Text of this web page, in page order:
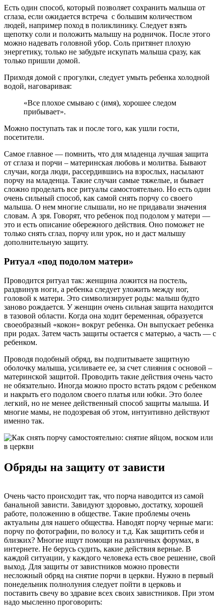
Есть один способ, который позволяет сохранить малыша от
сглаза, если ожидается встреча с большим количеством
людей, например поход в поликлинику. Следует взять
щепотку соли и положить малышу на родничок. После этого
можно надевать головной убор. Соль притянет плохую
энергетику, только не забудьте искупать малыша сразу, как
только пришли домой.
Приходя домой с прогулки, следует умыть ребенка холодной
водой, наговаривая:
«Все плохое смываю с (имя), хорошее следом
прибывает».
Можно поступать так и после того, как ушли гости,
посетители.
Самое главное — помнить, что для младенца лучшая защита
от сглаза и порчи – материнская любовь и молитва. Бывают
случаи, когда люди, рассердившись на взрослых, насылают
порчу на младенца. Такие случаи самые тяжелые, и бывает
сложно проделать все ритуалы самостоятельно. Но есть один
очень сильный способ, как самой снять порчу со своего
малыша. О нем многие слышали, но не придавали значения
словам. А зря. Говорят, что ребенок под подолом у матери —
это и есть описание обережного действия. Оно поможет не
только снять сглаз, порчу или урок, но и даст малышу
дополнительную защиту.
Ритуал «под подолом матери»
Проводится ритуал так: женщина ложится на постель,
раздвинув ноги, а ребенка следует уложить между ног,
головой к матери. Это символизирует роды: малыш будто
заново рождается. У женщин очень сильная защита находится
в тазовой области. Когда она ходит беременная, образуется
своеобразный «кокон» вокруг ребенка. Он выпускает ребенка
при родах. Затем часть защиты остается с матерью, а часть — с
ребенком.
Проводя подобный обряд, вы подпитываете защитную
оболочку малыша, усиливаете ее, за счет слияния с основой –
материнской защитой. Проводить такие действия очень часто
не обязательно. Иногда можно просто встать рядом с ребенком
и накрыть его подолом своего платья или юбки. Это более
легкий, но не менее действенный способ защиты малыша. И
многие мамы, не подозревая об этом, интуитивно действуют
именно так.
Обряды на защиту от зависти
Очень часто происходит так, что порча наводится из самой
банальной зависти. Завидуют здоровью, достатку, хорошей
работе, положению в обществе. Такие проблемы очень
актуальны для нашего общества. Наводят порчу черные маги:
порчу по фотографии, по волосу и т.д. Как защитить себя и
близких? Многие ищут помощи на различных форумах, в
интернете. Не берусь судить, какие действия верные. В
каждой ситуации, у каждого человека есть свое решение, свой
выход. Для защиты от завистников можно провести
несложный обряд на снятие порчи в церкви. Нужно в первый
понедельник полнолуния следует пойти в церковь и
поставить свечу во здравие всех своих завистников. При этом
надо мысленно проговорить: